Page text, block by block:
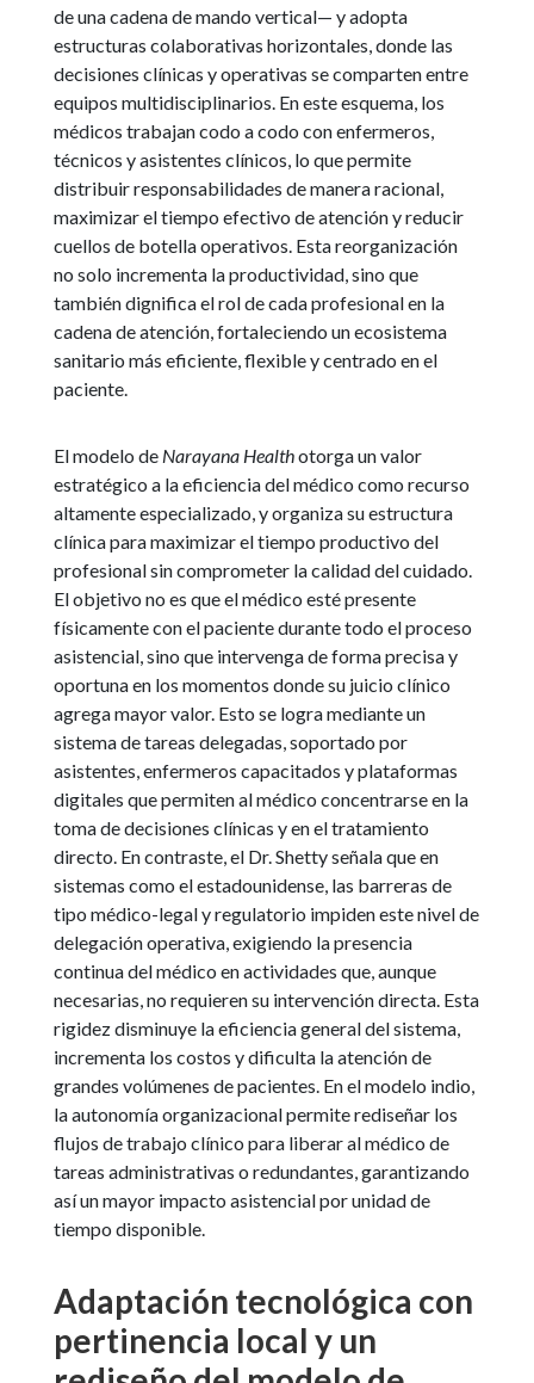
de una cadena de mando vertical— y adopta
estructuras colaborativas horizontales, donde las
decisiones clínicas y operativas se comparten entre
equipos multidisciplinarios. En este esquema, los
médicos trabajan codo a codo con enfermeros,
técnicos y asistentes clínicos, lo que permite
distribuir responsabilidades de manera racional,
maximizar el tiempo efectivo de atención y reducir
cuellos de botella operativos. Esta reorganización
no solo incrementa la productividad, sino que
también dignifica el rol de cada profesional en la
cadena de atención, fortaleciendo un ecosistema
sanitario más eficiente, flexible y centrado en el
paciente.
El modelo de Narayana Healthotorga un valor
estratégico a la eficiencia del médico como recurso
altamente especializado, y organiza su estructura
clínica para maximizar el tiempo productivo del
profesional sin comprometer la calidad del cuidado.
El objetivo no es que el médico esté presente
físicamente con el paciente durante todo el proceso
asistencial, sino que intervenga de forma precisa y
oportuna en los momentos donde su juicio clínico
agrega mayor valor. Esto se logra mediante un
sistema de tareas delegadas, soportado por
asistentes, enfermeros capacitados y plataformas
digitales que permiten al médico concentrarse en la
toma de decisiones clínicas y en el tratamiento
directo. En contraste, el Dr. Shetty señala que en
sistemas como el estadounidense, las barreras de
tipo médico-legal y regulatorio impiden este nivel de
delegación operativa, exigiendo la presencia
continua del médico en actividades que, aunque
necesarias, no requieren su intervención directa. Esta
rigidez disminuye la eficiencia general del sistema,
incrementa los costos y dificulta la atención de
grandes volúmenes de pacientes. En el modelo indio,
la autonomía organizacional permite rediseñar los
flujos de trabajo clínico para liberar al médico de
tareas administrativas o redundantes, garantizando
así un mayor impacto asistencial por unidad de
tiempo disponible.
Adaptación tecnológica con
pertinencia local y un